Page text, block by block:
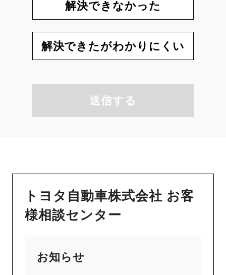
解決できなかった
解決できたがわかりにくい
送信する
トヨタ自動車株式会社 お客
様相談センター
お知らせ